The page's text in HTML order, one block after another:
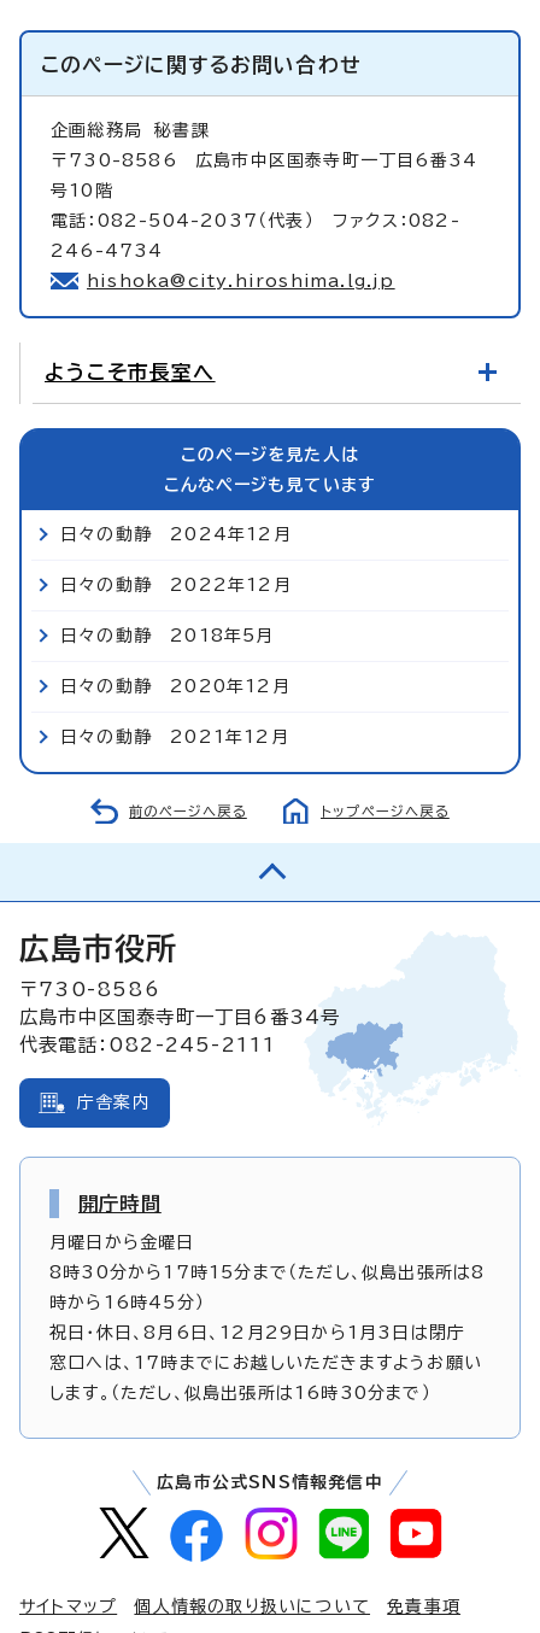
このページに関するお問い合わせ
企画総務局秘書課
〒730-8586 広島市中区国泰寺町一丁目6番34
号10階
電話：082-504-2037（代表） ファクス：082-
246-4734
hishoka@city.hiroshima.lg.jp
ようこそ市長室へ
このページを見た人は
こんなページも見ています
日々の動静 2024年12月
日々の動静 2022年12月
日々の動静 2018年5月
日々の動静 2020年12月
日々の動静 2021年12月
前のページへ戻る トップページへ戻る
広島市役所
〒730-8586
広島市中区国泰寺町一丁目6番34号
代表電話：082-245-2111
庁舎案内
開庁時間
月曜日から金曜日
8時30分から17時15分まで（ただし、似島出張所は8
時から16時45分）
祝日・休日、8月6日、12月29日から1月3日は閉庁
窓口へは、17時までにお越しいただきますようお願い
します。（ただし、似島出張所は16時30分まで）
広島市公式SNS情報発信中
サイトマップ 個人情報の取り扱いについて
免責事項